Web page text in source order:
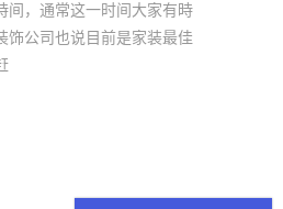
，通常这一时间大家有時
饰公司也说目前是家装最佳